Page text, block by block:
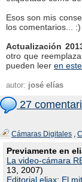
Esos son mis
los comentarios... :)
Actualización
otro que
pueden leer en
autor: josé elías
27
Cámaras Digitales ,
Previamente en
La video-cámara
13, 2007)
Editorial eliax: El